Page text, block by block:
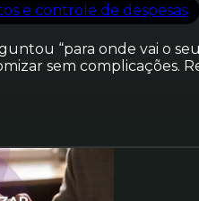
e controle de despesas
“para onde vai o
sem complicações.